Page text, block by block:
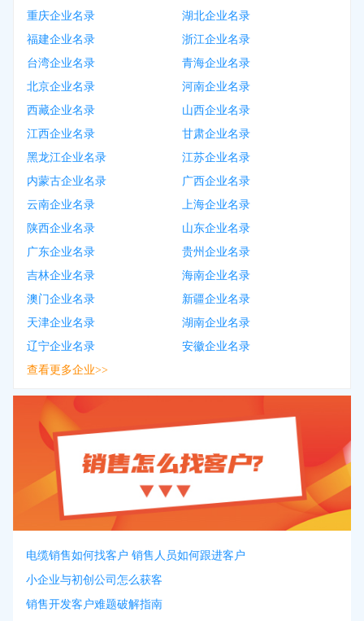
重庆企业名录
湖北企业名录
福建企业名录
浙江企业名录
台湾企业名录
青海企业名录
北京企业名录
河南企业名录
西藏企业名录
山西企业名录
江西企业名录
甘肃企业名录
黑龙江企业名录
江苏企业名录
内蒙古企业名录
广西企业名录
云南企业名录
上海企业名录
陕西企业名录
山东企业名录
广东企业名录
贵州企业名录
吉林企业名录
海南企业名录
澳门企业名录
新疆企业名录
天津企业名录
湖南企业名录
辽宁企业名录
安徽企业名录
查看更多企业>>
电缆销售如何找客户 销售人员如何跟进客户
小企业与初创公司怎么获客
销售开发客户难题破解指南